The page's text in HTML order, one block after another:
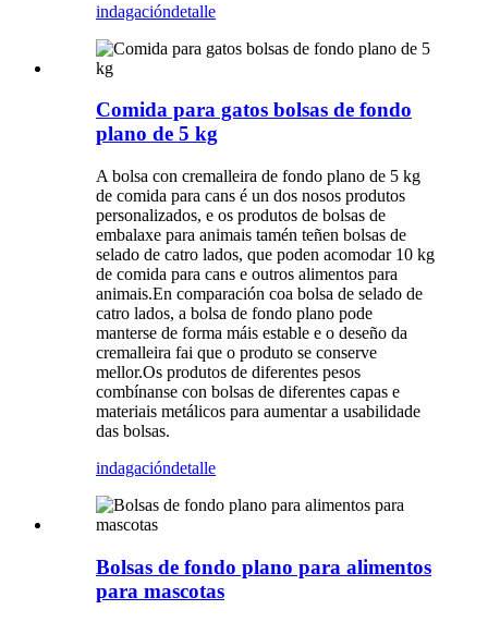
indagacióndetalle
Comida para gatos bolsas de fondo
plano de 5 kg
A bolsa con cremalleira de fondo plano de 5 kg
de comida para cans é un dos nosos produtos
personalizados, e os produtos de bolsas de
embalaxe para animais tamén teñen bolsas de
selado de catro lados, que poden acomodar 10 kg
de comida para cans e outros alimentos para
animais.En comparación coa bolsa de selado de
catro lados, a bolsa de fondo plano pode
manterse de forma máis estable e o deseño da
cremalleira fai que o produto se conserve
mellor.Os produtos de diferentes pesos
combínanse con bolsas de diferentes capas e
materiais metálicos para aumentar a usabilidade
das bolsas.
indagacióndetalle
Bolsas de fondo plano para alimentos
para mascotas